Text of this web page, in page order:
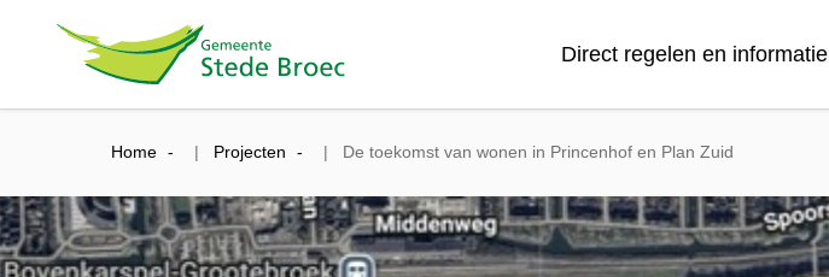
Direct regelen en informatie
Home Projecten De toekomst van wonen in Princenhof en Plan Zuid